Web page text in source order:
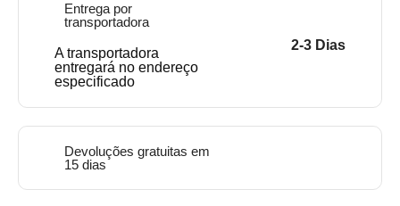
Entrega por
transportadora
A transportadora
entregará no endereço
especificado
2-3 Dias
Devoluções gratuitas em
15 dias